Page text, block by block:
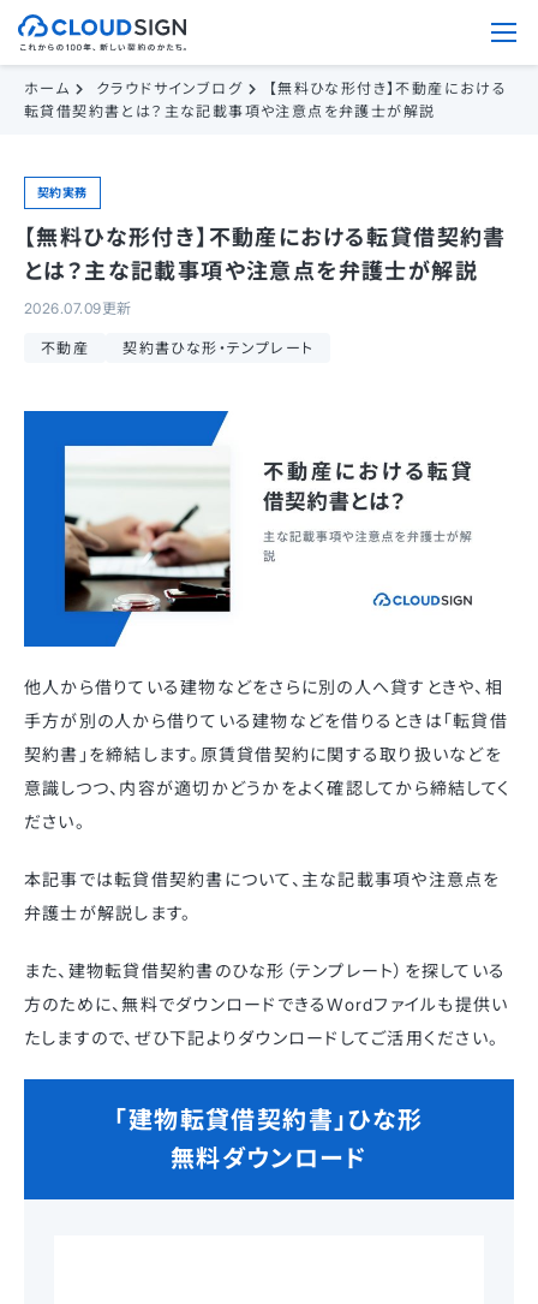
ホーム クラウドサインブログ
【無料ひな形付き】不動産における
転貸借契約書とは？主な記載事項や注意点を弁護士が解説
契約実務
【無料ひな形付き】不動産における転貸借契約書
とは？主な記載事項や注意点を弁護士が解説
2026.07.09更新
不動産 契約書ひな形・テンプレート
他人から借りている建物などをさらに別の人へ貸すときや、相
手方が別の人から借りている建物などを借りるときは「転貸借
契約書」を締結します。原賃貸借契約に関する取り扱いなどを
意識しつつ、内容が適切かどうかをよく確認してから締結してく
ださい。
本記事では転貸借契約書について、主な記載事項や注意点を
弁護士が解説します。
また、建物転貸借契約書のひな形（テンプレート）を探している
方のために、無料でダウンロードできるWordファイルも提供い
たしますので、ぜひ下記よりダウンロードしてご活用ください。
「建物転貸借契約書」ひな形
無料ダウンロード